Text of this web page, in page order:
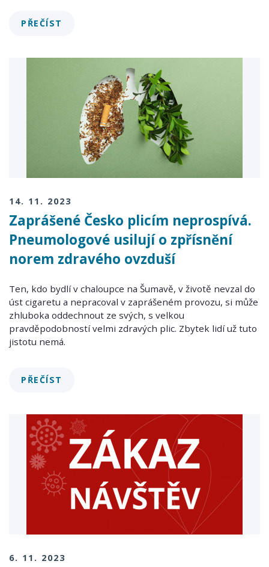
PŘEČÍST
14. 11. 2023
Zaprášené Česko plicím neprospívá.
Pneumologové usilují o zpřísnění
norem zdravého ovzduší
Ten, kdo bydlí v chaloupce na Šumavě, v životě nevzal do
úst cigaretu a nepracoval v zaprášeném provozu, si může
zhluboka oddechnout ze svých, s velkou
pravděpodobností velmi zdravých plic. Zbytek lidí už tuto
jistotu nemá.
PŘEČÍST
6. 11. 2023